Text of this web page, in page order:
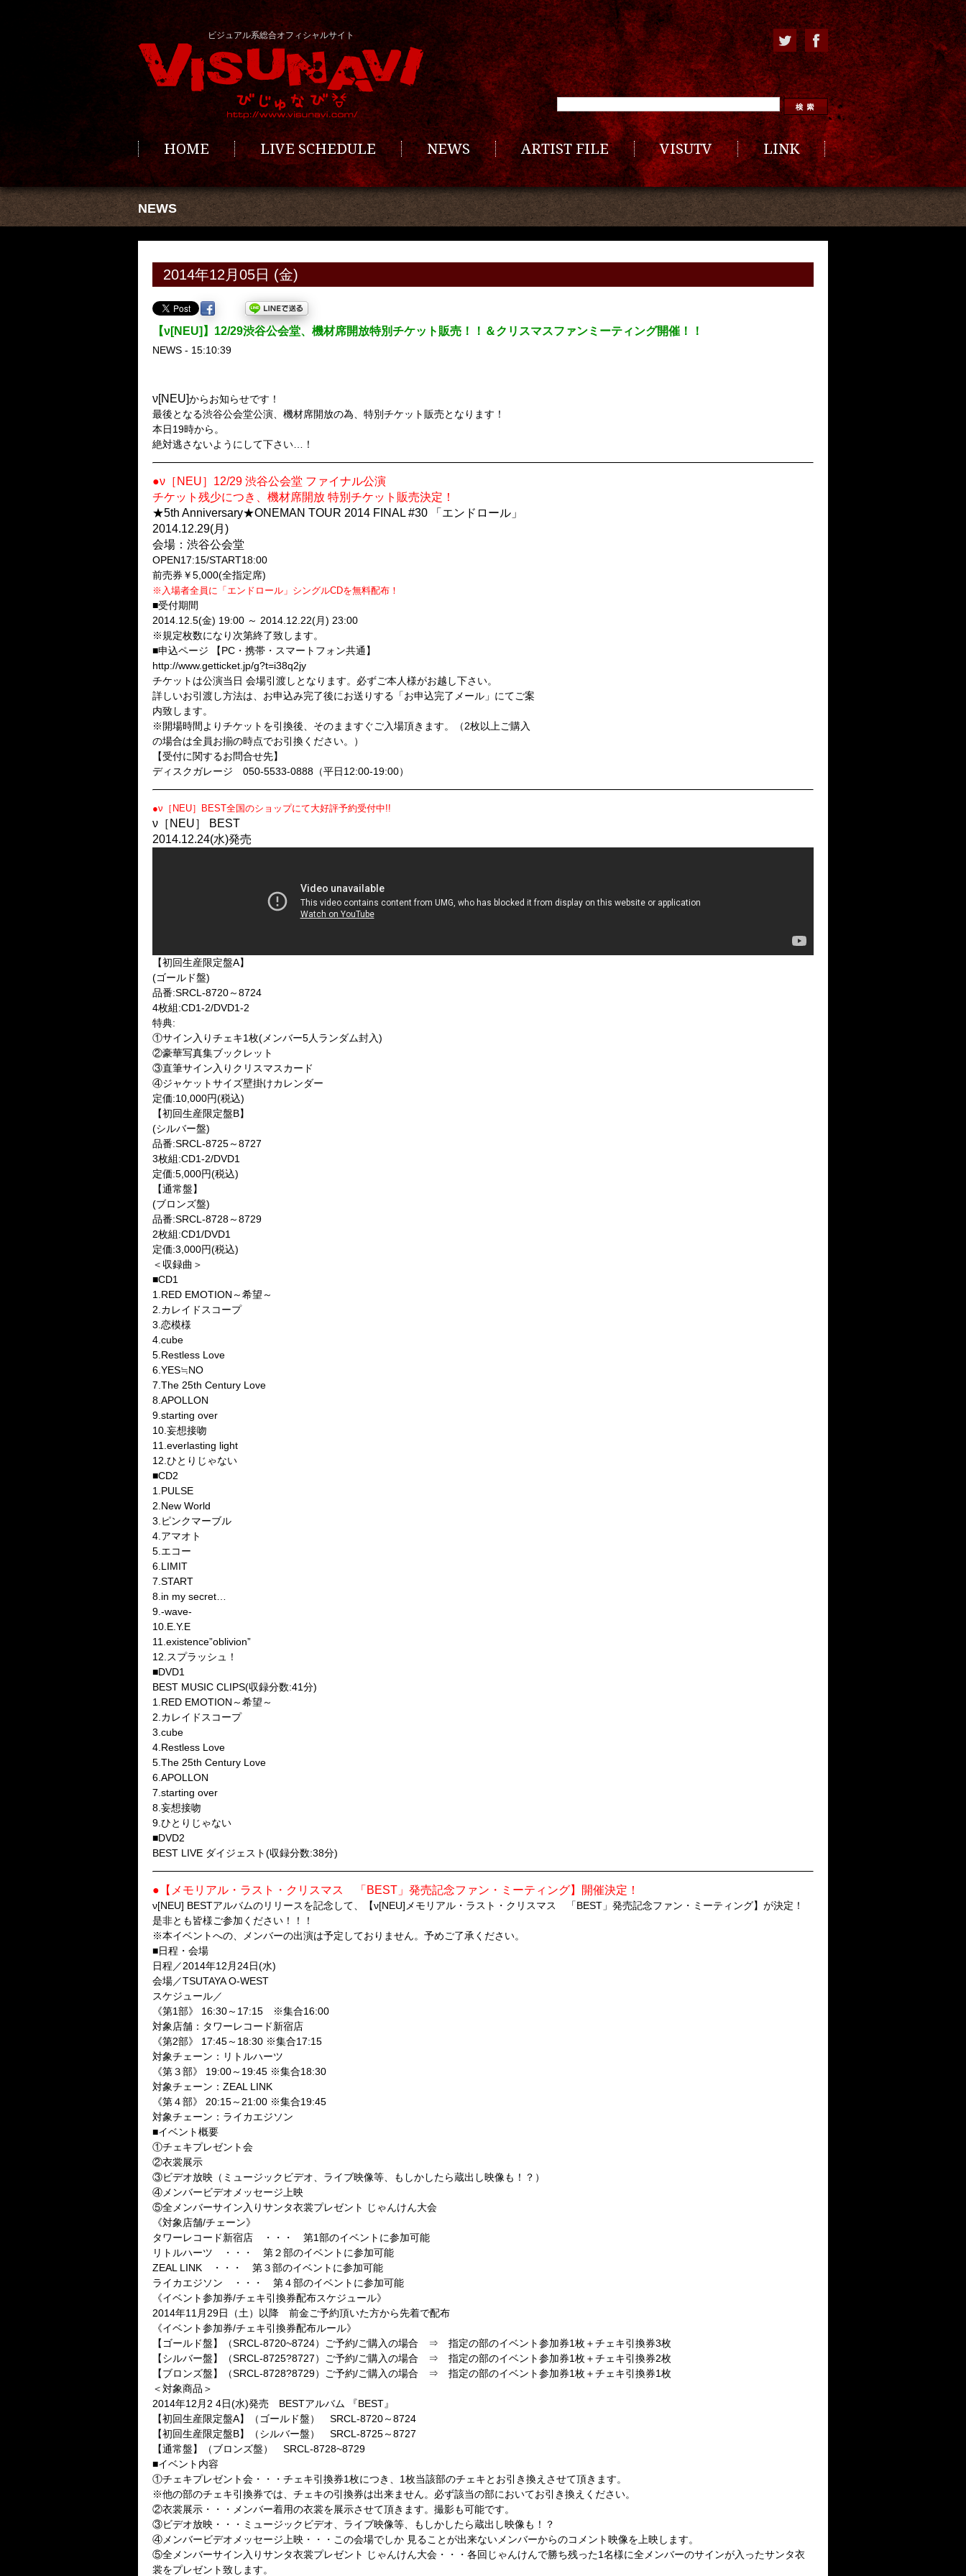
ビジュアル系総合オフィシャルサイト
HOME LIVE SCHEDULE NEWS ARTIST FILE VISUTV LINK
NEWS
2014年12月05日 (金)
【ν[NEU]】12/29渋谷公会堂、機材席開放特別チケット販売！！＆クリスマスファンミーティング開催！！
NEWS - 15:10:39
ν[NEU]からお知らせです！
最後となる渋谷公会堂公演、機材席開放の為、特別チケット販売となります！
本日19時から。
絶対逃さないようにして下さい…！
●ν［NEU］12/29 渋谷公会堂 ファイナル公演
チケット残少につき、機材席開放 特別チケット販売決定！
★5th Anniversary★ONEMAN TOUR 2014 FINAL #30 「エンドロール」
2014.12.29(月)
会場：渋谷公会堂
OPEN17:15/START18:00
前売券￥5,000(全指定席)
※入場者全員に「エンドロール」シングルCDを無料配布！
■受付期間
2014.12.5(金) 19:00 ～ 2014.12.22(月) 23:00
※規定枚数になり次第終了致します。
■申込ページ 【PC・携帯・スマートフォン共通】
http://www.getticket.jp/g?t=i38q2jy
チケットは公演当日 会場引渡しとなります。必ずご本人様がお越し下さい。
詳しいお引渡し方法は、お申込み完了後にお送りする「お申込完了メール」にてご案
内致します。
※開場時間よりチケットを引換後、そのまますぐご入場頂きます。（2枚以上ご購入
の場合は全員お揃の時点でお引換ください。）
【受付に関するお問合せ先】
ディスクガレージ 050-5533-0888（平日12:00-19:00）
●ν［NEU］BEST全国のショップにて大好評予約受付中!!
ν［NEU］ BEST
2014.12.24(水)発売
【初回生産限定盤A】
(ゴールド盤)
品番:SRCL-8720～8724
4枚組:CD1-2/DVD1-2
特典:
①サイン入りチェキ1枚(メンバー5人ランダム封入)
②豪華写真集ブックレット
③直筆サイン入りクリスマスカード
④ジャケットサイズ壁掛けカレンダー
定価:10,000円(税込)
【初回生産限定盤B】
(シルバー盤)
品番:SRCL-8725～8727
3枚組:CD1-2/DVD1
定価:5,000円(税込)
【通常盤】
(ブロンズ盤)
品番:SRCL-8728～8729
2枚組:CD1/DVD1
定価:3,000円(税込)
＜収録曲＞
■CD1
1.RED EMOTION～希望～
2.カレイドスコープ
3.恋模様
4.cube
5.Restless Love
6.YES≒NO
7.The 25th Century Love
8.APOLLON
9.starting over
10.妄想接吻
11.everlasting light
12.ひとりじゃない
■CD2
1.PULSE
2.New World
3.ピンクマーブル
4.アマオト
5.エコー
6.LIMIT
7.START
8.in my secret…
9.-wave-
10.E.Y.E
11.existence”oblivion”
12.スプラッシュ！
■DVD1
BEST MUSIC CLIPS(収録分数:41分)
1.RED EMOTION～希望～
2.カレイドスコープ
3.cube
4.Restless Love
5.The 25th Century Love
6.APOLLON
7.starting over
8.妄想接吻
9.ひとりじゃない
■DVD2
BEST LIVE ダイジェスト(収録分数:38分)
●【メモリアル・ラスト・クリスマス 「BEST」発売記念ファン・ミーティング】開催決定！
ν[NEU] BESTアルバムのリリースを記念して、【ν[NEU]メモリアル・ラスト・クリスマス 「BEST」発売記念ファン・ミーティング】が決定！
是非とも皆様ご参加ください！！！
※本イベントへの、メンバーの出演は予定しておりません。予めご了承ください。
■日程・会場
日程／2014年12月24日(水)
会場／TSUTAYA O-WEST
スケジュール／
《第1部》 16:30～17:15 ※集合16:00
対象店舗：タワーレコード新宿店
《第2部》 17:45～18:30 ※集合17:15
対象チェーン：リトルハーツ
《第３部》 19:00～19:45 ※集合18:30
対象チェーン：ZEAL LINK
《第４部》 20:15～21:00 ※集合19:45
対象チェーン：ライカエジソン
■イベント概要
①チェキプレゼント会
②衣裳展示
③ビデオ放映（ミュージックビデオ、ライブ映像等、もしかしたら蔵出し映像も！？）
④メンバービデオメッセージ上映
⑤全メンバーサイン入りサンタ衣裳プレゼント じゃんけん大会
《対象店舗/チェーン》
タワーレコード新宿店 ・・・ 第1部のイベントに参加可能
リトルハーツ ・・・ 第２部のイベントに参加可能
ZEAL LINK ・・・ 第３部のイベントに参加可能
ライカエジソン ・・・ 第４部のイベントに参加可能
《イベント参加券/チェキ引換券配布スケジュール》
2014年11月29日（土）以降 前金ご予約頂いた方から先着で配布
《イベント参加券/チェキ引換券配布ルール》
【ゴールド盤】（SRCL-8720~8724）ご予約/ご購入の場合 ⇒ 指定の部のイベント参加券1枚＋チェキ引換券3枚
【シルバー盤】（SRCL-8725?8727）ご予約/ご購入の場合 ⇒ 指定の部のイベント参加券1枚＋チェキ引換券2枚
【ブロンズ盤】（SRCL-8728?8729）ご予約/ご購入の場合 ⇒ 指定の部のイベント参加券1枚＋チェキ引換券1枚
＜対象商品＞
2014年12月2 4日(水)発売 BESTアルバム 『BEST』
【初回生産限定盤A】（ゴールド盤） SRCL-8720～8724
【初回生産限定盤B】（シルバー盤） SRCL-8725～8727
【通常盤】（ブロンズ盤） SRCL-8728~8729
■イベント内容
①チェキプレゼント会・・・チェキ引換券1枚につき、1枚当該部のチェキとお引き換えさせて頂きます。
※他の部のチェキ引換券では、チェキの引換券は出来ません。必ず該当の部においてお引き換えください。
②衣裳展示・・・メンバー着用の衣裳を展示させて頂きます。撮影も可能です。
③ビデオ放映・・・ミュージックビデオ、ライブ映像等、もしかしたら蔵出し映像も！？
④メンバービデオメッセージ上映・・・この会場でしか 見ることが出来ないメンバーからのコメント映像を上映します。
⑤全メンバーサイン入りサンタ衣裳プレゼント じゃんけん大会・・・各回じゃんけんで勝ち残った1名様に全メンバーのサインが入ったサンタ衣
裳をプレゼント致します。